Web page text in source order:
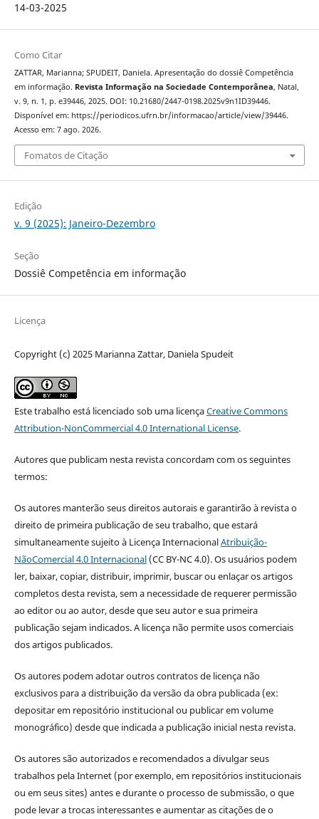
14-03-2025
Como Citar
ZATTAR, Marianna; SPUDEIT, Daniela. Apresentação do dossiê Competência
em informação. Revista Informação na Sociedade Contemporânea, Natal,
v. 9, n. 1, p. e39446, 2025. DOI: 10.21680/2447-0198.2025v9n1ID39446.
Disponível em: https://periodicos.ufrn.br/informacao/article/view/39446.
Acesso em: 7 ago. 2026.
Fomatos de Citação
Edição
v. 9 (2025): Janeiro-Dezembro
Seção
Dossiê Competência em informação
Licença
Copyright (c) 2025 Marianna Zattar, Daniela Spudeit
Este trabalho está licenciado sob uma licençaCreative Commons
Attribution-NonCommercial 4.0 International License.
Autores que publicam nesta revista concordam com os seguintes
termos:
Os autores manterão seus direitos autorais e garantirão à revista o
direito de primeira publicação de seu trabalho, que estará
simultaneamente sujeito à Licença InternacionalAtribuição-
NãoComercial 4.0 Internacional(CC BY-NC 4.0). Os usuários podem
ler, baixar, copiar, distribuir, imprimir, buscar ou enlaçar os artigos
completos desta revista, sem a necessidade de requerer permissão
ao editor ou ao autor, desde que seu autor e sua primeira
publicação sejam indicados. A licença não permite usos comerciais
dos artigos publicados.
Os autores podem adotar outros contratos de licença não
exclusivos para a distribuição da versão da obra publicada (ex:
depositar em repositório institucional ou publicar em volume
monográfico) desde que indicada a publicação inicial nesta revista.
Os autores são autorizados e recomendados a divulgar seus
trabalhos pela Internet (por exemplo, em repositórios institucionais
ou em seus sites) antes e durante o processo de submissão, o que
pode levar a trocas interessantes e aumentar as citações de o